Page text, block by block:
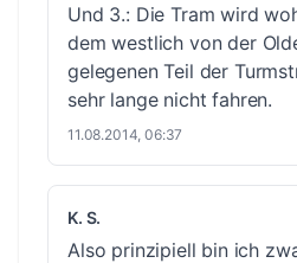
Und 3.: Die Tram wird
dem westlich von der
gelegenen Teil der
sehr lange nicht fahren.
11.08.2014, 06:37
K. S.
Also prinzipiell bin ich